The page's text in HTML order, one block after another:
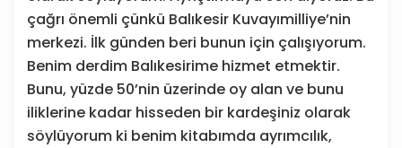
çağrı önemli çünkü Balıkesir Kuvayımilliye’nin
merkezi. İlk günden beri bunun için çalışıyorum.
Benim derdim Balıkesirime hizmet etmektir.
Bunu, yüzde 50’nin üzerinde oy alan ve bunu
iliklerine kadar hisseden bir kardeşiniz olarak
söylüyorum ki benim kitabımda ayrımcılık,